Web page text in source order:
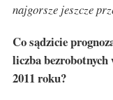
najgorsze jeszcze
Co sądzicie
liczba bezrobotnych
2011 roku?